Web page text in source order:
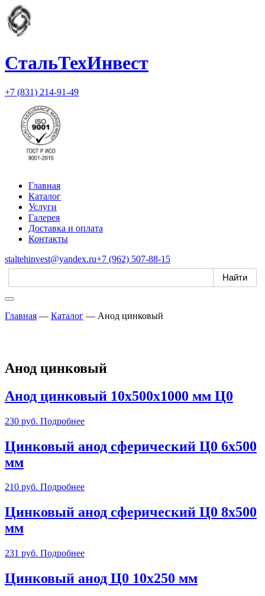
СтальТехИнвест
+7 (831) 214-91-49
Главная
Каталог
Услуги
Галерея
Доставка и оплата
Контакты
staltehinvest@yandex.ru+7 (962) 507-88-15
Главная — Каталог — Анод цинковый
Анод цинковый
Анод цинковый 10х500х1000 мм Ц0
230 руб. Подробнее
Цинковый анод сферический Ц0 6х500
мм
210 руб. Подробнее
Цинковый анод сферический Ц0 8х500
мм
231 руб. Подробнее
Цинковый анод Ц0 10х250 мм